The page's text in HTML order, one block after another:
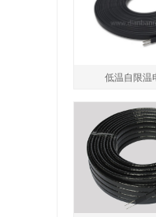
低温自限温